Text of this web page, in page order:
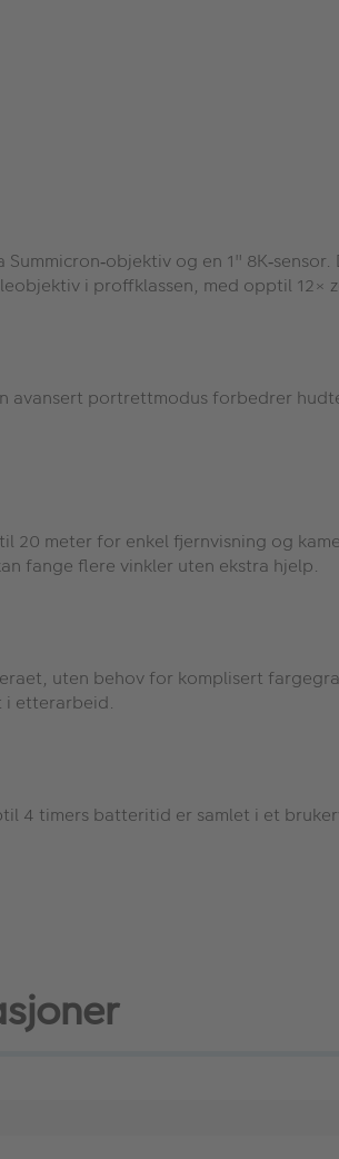
‑objektiv og en 1" 8K‑sensor.
i proffklassen, med opptil 12×
avansert portrettmodus forbedrer
meter for enkel fjernvisning og
fange flere vinkler uten ekstra hjelp.
uten behov for komplisert
i etterarbeid.
4 timers batteritid er samlet i et